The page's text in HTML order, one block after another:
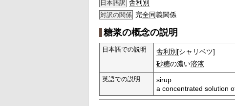
日本語訳 舎利別
対訳の関係 完全同義関係
糖浆の概念の説明
日本語での説明 舎利別 [シャリベツ]
砂糖の濃い溶液
英語での説明
sirup
a concentrated solution